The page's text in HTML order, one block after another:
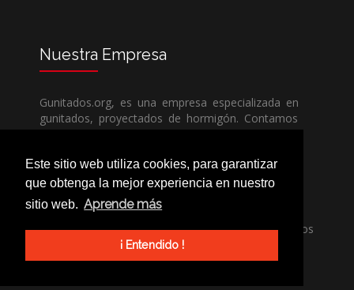
Este sitio web utiliza cookies, para garantizar
que obtenga la mejor experiencia en nuestro
sitio web. Aprende más
¡ Entendido !
Nuestra Empresa
Gunitados.org, es una empresa especializada en
gunitados, proyectados de hormigón. Contamos
con todos los medios humanos y técnicos, para
competencia.
Si necesita una empresa de gunitados, no dude
en llamarnos, nuestros técnicos estran encantados
de poder ayudarle, ya sea usted particular o
profesional.